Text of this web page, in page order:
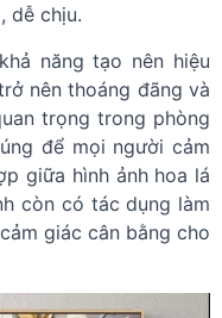
dễ chịu.
năng tạo nên hiệu
nên thoáng đãng và
trọng trong phòng
để mọi người cảm
giữa hình ảnh hoa lá
còn có tác dụng làm
giác cân bằng cho